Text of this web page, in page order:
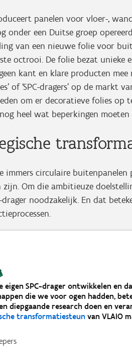
panelen voor vloer-,
onder een Duitse groep
van een nieuwe folie voor
octrooi. De folie bezat unieke
kant en klare producten mee
of ‘SPC-dragers’ op de markt
om er decoratieve folies op
heel wat beperkingen
immers circulaire
zijn. Om die ambitieuze
drager noodzakelijk. En dat
eigen SPC-drager ontwikkelen en
die we voor ogen hadden,
diepgaande research doen en
transformatiesteun van VLAIO